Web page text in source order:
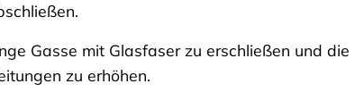
Gasse mit Glasfaser zu erschließen und die
zu erhöhen.